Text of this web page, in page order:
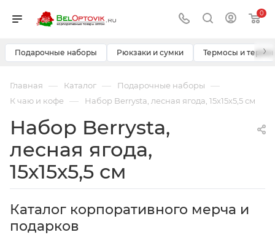
0
Подарочные наборы Рюкзаки и сумки Термосы и ›
Главная — Каталог — Подарочные наборы —
К чаю и кофе — Набор Berrysta, лесная ягода, 15х15х5,5 см
Набор Berrysta,
лесная ягода,
15х15х5,5 см
Каталог корпоративного мерча и
подарков